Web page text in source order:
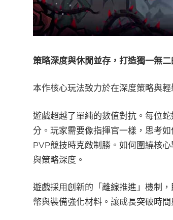
策略深度與休閒並存，打造獨一無二
本作核心玩法致力於在深度策略與
遊戲超越了單純的數值對抗。每位
分。玩家需要像指揮官一樣，思考
PVP競技時克敵制勝。如何圍繞核
與策略深度。
遊戲採用創新的「離線推進」機制
幣與裝備強化材料。讓成長突破時